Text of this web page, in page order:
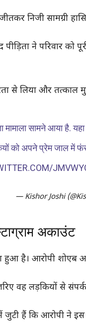
निजी सामग्री
पीड़िता ने परिवार
से लिया और तत्काल
सामने आया है.
को अपने प्रेम जाल में
— Kishor Joshi
अकाउंट
है। आरोपी शोएब
वह लड़कियों से
हैं कि आरोपी ने